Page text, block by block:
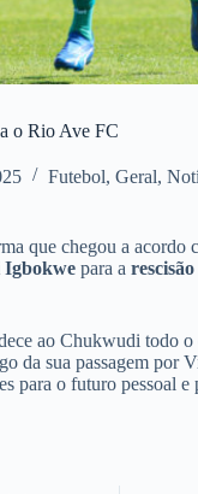
o Rio Ave FC
Futebol, Geral,
que chegou a acordo
para a
ao Chukwudi todo o
da sua passagem por
para o futuro pessoal e